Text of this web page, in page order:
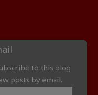
to this blog
posts by email.